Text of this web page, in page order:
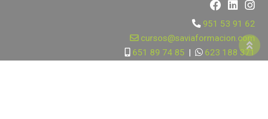
951 53 91 62
cursos@saviaformacion.com
651 89 74 85 |
623 188 371